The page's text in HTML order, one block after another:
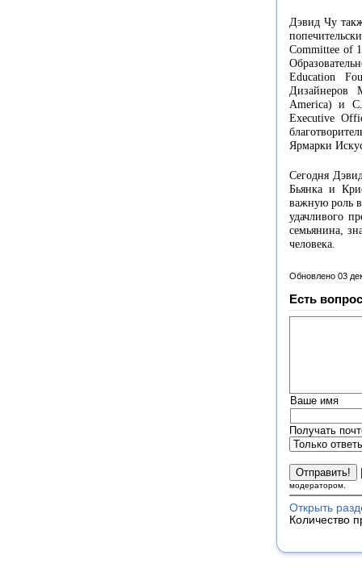
Дэвид Чу
Committee of
Education
Дизайнеров
America) и
Executive
Ярмарки
Сегодня
Бьянка и
важную роль
удачливого
семьянина,
человека.
Обновлено 03
Есть
Ваше имя
Получать
модератором.
Открыть
Количество